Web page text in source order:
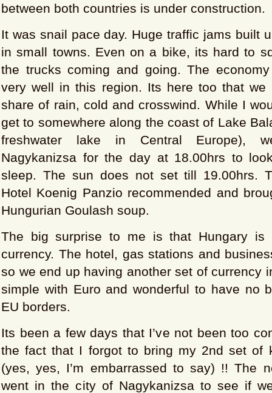
between both countries is under construction.
It was snail pace day. Huge traffic jams built
in small towns. Even on a bike, its hard to
the trucks coming and going. The
very well in this region. Its here too that we
share of rain, cold and crosswind. While I
get to somewhere along the coast of Lake
freshwater lake in Central Europe),
Nagykanizsa for the day at 18.00hrs to
sleep. The sun does not set till 19.00hrs.
Hotel Koenig Panzio recommended and
Hungurian Goulash soup.
The big surprise to me is that Hungary is
currency. The hotel, gas stations and
so we end up having another set of currency
simple with Euro and wonderful to have no
EU borders.
Its been a few days that I’ve not been too
the fact that I forgot to bring my 2nd set of
(yes, yes, I’m embarrassed to say) !! The
went in the city of Nagykanizsa to see if